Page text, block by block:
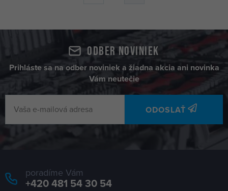
Odber noviniek
Prihláste sa na odber noviniek a žiadna akcia ani novinka
Vám neutečie
ODOSLAŤ
poradíme Vám
+420 481 54 30 54